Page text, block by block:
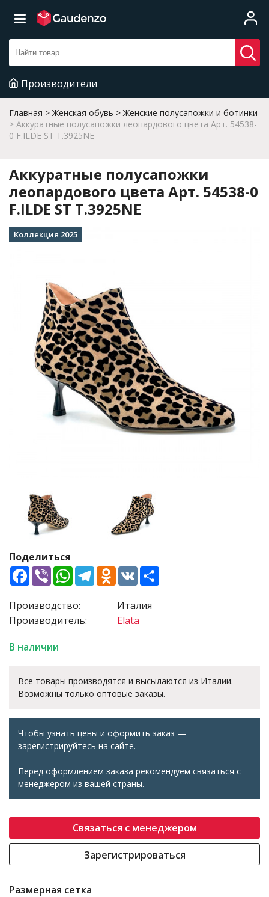
Производители
Главная Женская обувь
Женские полусапожки и ботинки
Аккуратные полусапожки леопардового цвета Арт. 54538-
0 F.ILDE ST T.3925NE
Аккуратные полусапожки
леопардового цвета Арт. 54538-0
F.ILDE ST T.3925NE
Коллекция 2025
Поделиться
Facebook
ViberWhatsApp
TelegramOdnoklassniki
VK
Производство:
Производитель:
Италия
Elata
В наличии
Все товары производятся и высылаются из Италии.
Возможны только оптовые заказы.
Чтобы узнать цены и оформить заказ —
зарегистрируйтесь на сайте.
Перед оформлением заказа рекомендуем связаться с
менеджером из вашей страны.
Связаться с менеджером
Зарегистрироваться
Размерная сетка